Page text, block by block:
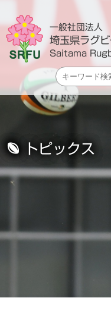
一般社団法人
埼玉県ラグ
Saitama
トピックス